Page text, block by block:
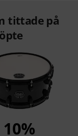
tittade på
10%